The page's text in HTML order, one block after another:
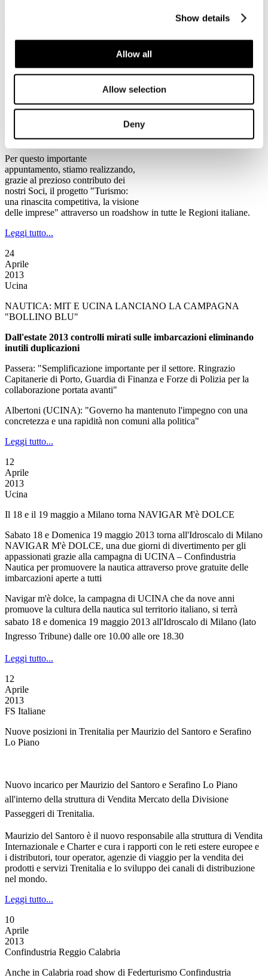
Show details
Allow all
Allow selection
Deny
2013
Ventennale Federturismo
Il Programma del Ventennale di Federturismo
Ventennale.
Per questo importante
appuntamento, stiamo realizzando,
grazie al prezioso contributo dei
nostri Soci, il progetto "Turismo:
una rinascita competitiva, la visione
delle imprese" attraverso un roadshow in tutte le Regioni italiane.
Leggi tutto...
24
Aprile
2013
Ucina
NAUTICA: MIT E UCINA LANCIANO LA CAMPAGNA
"BOLLINO BLU"
Dall'estate 2013 controlli mirati sulle imbarcazioni eliminando
inutili duplicazioni
Passera: "Semplificazione importante per il settore. Ringrazio
Capitanerie di Porto, Guardia di Finanza e Forze di Polizia per la
collaborazione portata avanti"
Albertoni (UCINA): "Governo ha mantenuto l'impegno con una
concretezza e una rapidità non comuni alla politica"
Leggi tutto...
12
Aprile
2013
Ucina
Il 18 e il 19 maggio a Milano torna NAVIGAR M'è DOLCE
Sabato 18 e Domenica 19 maggio 2013 torna all'Idroscalo di Milano
NAVIGAR M'è DOLCE, una due giorni di divertimento per gli
appassionati grazie alla campagna di UCINA – Confindustria
Nautica per promuovere la nautica attraverso prove gratuite delle
imbarcazioni aperte a tutti
Navigar m'è dolce, la campagna di UCINA che da nove anni
promuove la cultura della nautica sul territorio italiano, si terrà
sabato 18 e domenica 19 maggio 2013 all'Idroscalo di Milano (lato
Ingresso Tribune) dalle ore 10.00 alle ore 18.30
Leggi tutto...
12
Aprile
2013
FS Italiane
Nuove posizioni in Trenitalia per Maurizio del Santoro e Serafino
Lo Piano
Nuovo incarico per Maurizio del Santoro e Serafino Lo Piano
all'interno della struttura di Vendita Mercato della Divisione
Passeggeri di Trenitalia.
Maurizio del Santoro è il nuovo responsabile alla struttura di Vendita
Internazionale e Charter e cura i rapporti con le reti estere europee e
i distributori, tour operator, agenzie di viaggio per la vendita dei
prodotti e servizi Trenitalia e lo sviluppo dei canali di distribuzione
nel mondo.
Leggi tutto...
10
Aprile
2013
Confindustria Reggio Calabria
Anche in Calabria road show di Federturismo Confindustria